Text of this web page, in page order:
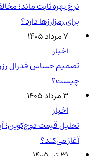
نرخ بهره ثابت ماند؛
برای رمزارزها دارد؟
۷ مرداد ۱۴۰۵
اخبار
تصمیم حساس فدرال رزرو
چیست؟
۳ مرداد ۱۴۰۵
اخبار
آغاز می‌کند؟